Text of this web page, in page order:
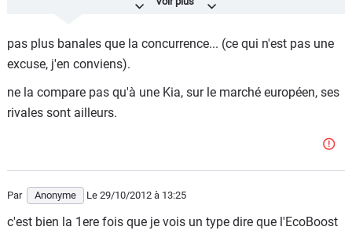
rejette 149 gr de CO2 pour une conso annoncée de 6,4
180 BE, dotée d'un classique 1.6 litres de 156ch, fait bien
mieux (surtout en perfs : 0-100km/h expédié en 8,5 sec...)
... Même une généraliste (C5 et Cie) font bien mieux que
ton soi disant révolutionnaire EcoBoost ...
3- Équipements de sécurité qui sont aussi très répandus
aujoridhui.
pas plus banales que la concurrence... (ce qui n'est pas une
excuse, j'en conviens).
ne la compare pas qu'à une Kia, sur le marché européen, ses
rivales sont ailleurs.
Par Anonyme Le 29/10/2012 à 13:25
c'est bien la 1ere fois que je vois un type dire que l'EcoBoost